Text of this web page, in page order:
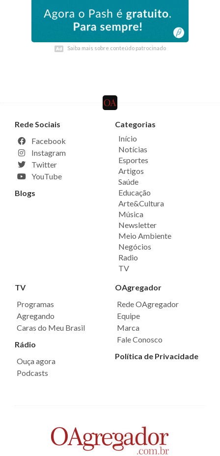
Saiba mais sobre conteúdo patrocinado
Saiba mais sobre conteúdo patrocinado
Rede Sociais
Facebook
Instagram
Twitter
YouTube
Blogs
Categorias
Início
Notícias
Esportes
Artigos
Saúde
Educação
Arte&Cultura
Música
Newsletter
Meio Ambiente
Negócios
Radio
TV
TV
Programas
Agregando
Caras do Meu Brasil
Rádio
Ouça agora
Podcasts
OAgregador
Rede OAgregador
Equipe
Marca
Fale Conosco
Política de Privacidade